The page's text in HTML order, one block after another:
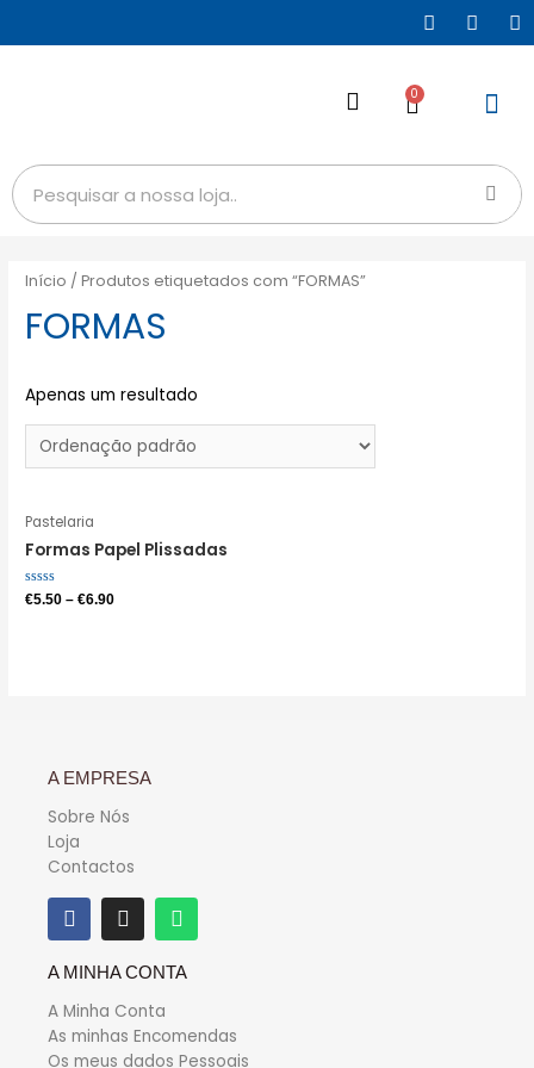
0
Início / Produtos etiquetados com “FORMAS”
FORMAS
Apenas um resultado
Pastelaria
Formas Papel Plissadas
Avaliação
€5.50 –€6.90
A EMPRESA
Sobre Nós
Loja
Contactos
A MINHA CONTA
A Minha Conta
As minhas Encomendas
Os meus dados Pessoais